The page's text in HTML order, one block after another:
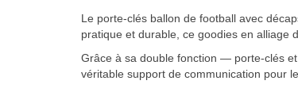
Le porte-clés ballon de football avec
pratique et durable, ce goodies en alliage
Grâce à sa double fonction — porte-clés
véritable support de communication pour